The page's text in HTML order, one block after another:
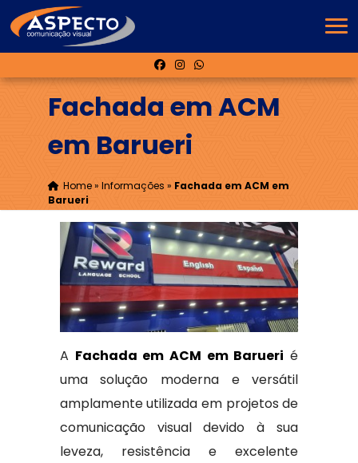
Fachada em ACM
em Barueri
Home» Informações » Fachada em ACM em
Barueri
A Fachada em ACM em Barueri é
uma solução moderna e versátil
amplamente utilizada em projetos de
comunicação visual devido à sua
leveza, resistência e excelente